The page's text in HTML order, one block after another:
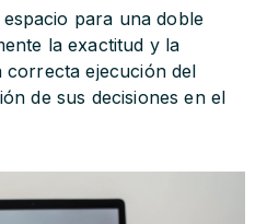
para una doble
la exactitud y la
ejecución del
de sus decisiones en el